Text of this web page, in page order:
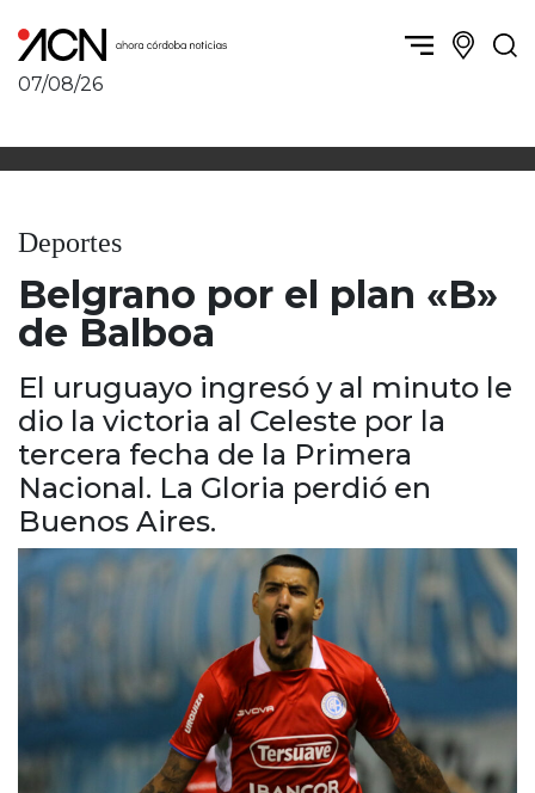
07/08/26
Política y Economía
Córdoba obrera
Deportes
Córdoba diverse
Nacionales
Internacionales
Humor
Córdoba, la ciudad
San Francisco y zona
Traslasierra
Punilla / Carlos Paz
Alta Gracia
Marcos Juárez
Río Primero
Valle de Calamuchita
Jesús María y norte
Corredor de Ansenuza
La Carlota y zona
Laboulaye y sur
Bell Ville
Río Tercero
Despeñaderos
Deportes
Belgrano por el plan «B»
de Balboa
El uruguayo ingresó y al minuto le
dio la victoria al Celeste por la
tercera fecha de la Primera
Nacional. La Gloria perdió en
Buenos Aires.